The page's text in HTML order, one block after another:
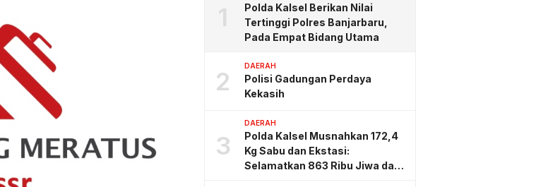
1
Polda Kalsel Berikan Nilai
Tertinggi Polres Banjarbaru,
Pada Empat Bidang Utama
2
DAERAH
Polisi Gadungan Perdaya
Kekasih
3
DAERAH
Polda Kalsel Musnahkan 172,4
Kg Sabu dan Ekstasi:
Selamatkan 863 Ribu Jiwa dan